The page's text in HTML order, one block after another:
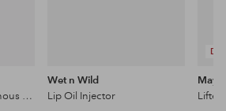
Oat WONDER® Luminous Lip Oil 10 Ml
Wet n Wild
Lip Oil Injector
Lifter